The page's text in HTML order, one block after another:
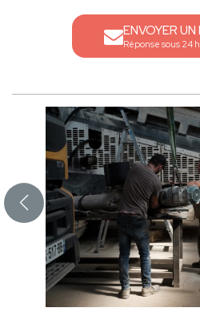
ENVOYER
Réponse sous 24